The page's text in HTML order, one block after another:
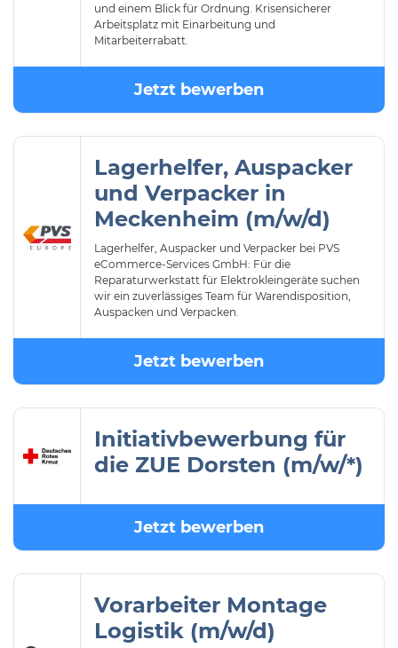
und einem Blick für Ordnung. Krisensicherer
Arbeitsplatz mit Einarbeitung und
Mitarbeiterrabatt.
Jetzt bewerben
Lagerhelfer, Auspacker
und Verpacker in
Meckenheim (m/w/d)
Lagerhelfer, Auspacker und Verpacker bei PVS
eCommerce-Services GmbH: Für die
Reparaturwerkstatt für Elektrokleingeräte suchen
wir ein zuverlässiges Team für Warendisposition,
Auspacken und Verpacken.
Jetzt bewerben
Initiativbewerbung für
die ZUE Dorsten (m/w/*)
Jetzt bewerben
Vorarbeiter Montage
Logistik (m/w/d)